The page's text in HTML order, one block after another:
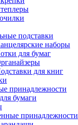
подставки
наборы
для бумаг
для книг
принадлежности
бумаги
принадлежности